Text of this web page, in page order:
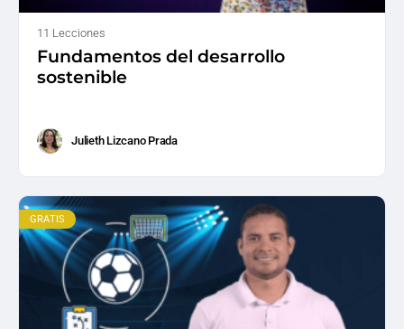
11 Lecciones
Fundamentos del desarrollo
sostenible
Julieth Lizcano Prada
GRATIS